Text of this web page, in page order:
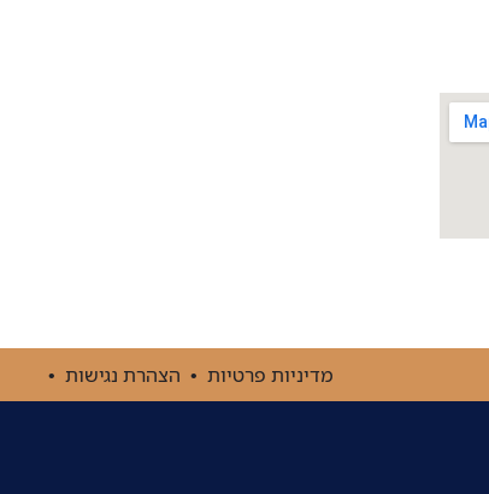
מדיניות פרטיות • הצהרת נגישות •